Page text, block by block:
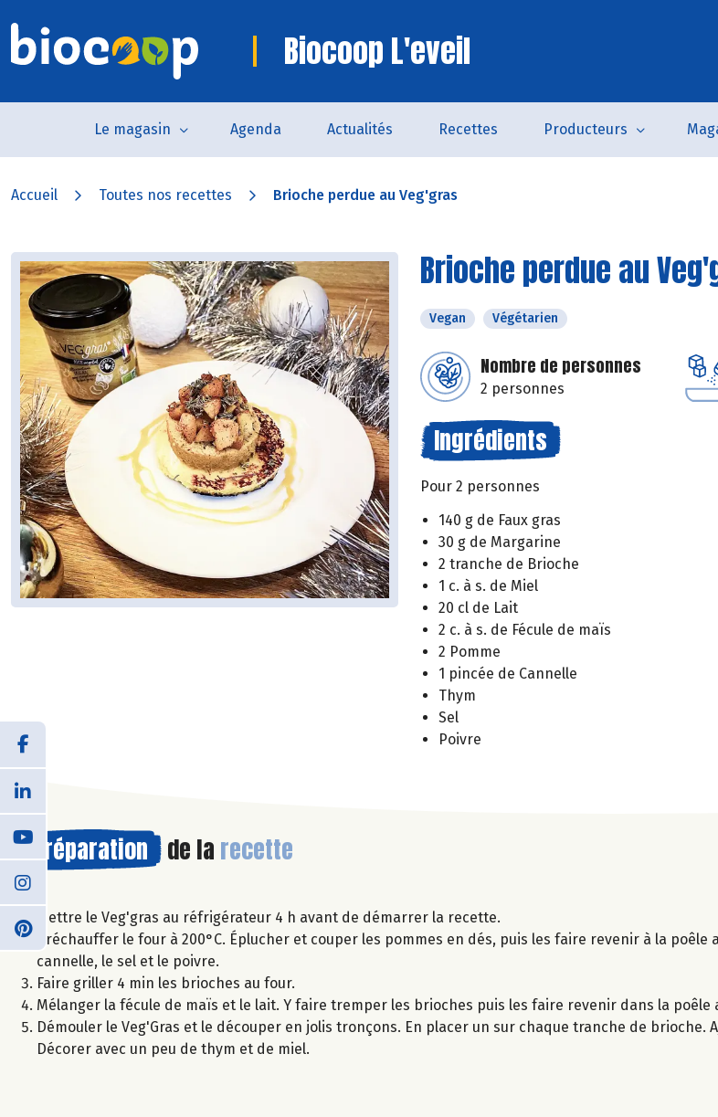
Biocoop L'eveil
Le magasin Agenda Actualités Recettes Producteurs
Accueil Toutes nos recettes Brioche perdue au Veg'gras
Brioche perdue au
Vegan Végétarien
Nombre de personnes
2 personnes
Ingrédients
Pour 2 personnes
140 g de Faux gras
30 g de Margarine
2 tranche de Brioche
1 c. à s. de Miel
20 cl de Lait
2 c. à s. de Fécule de maïs
2 Pomme
1 pincée de Cannelle
Thym
Sel
Poivre
Préparation de la recette
Mettre le Veg'gras au réfrigérateur 4 h avant de démarrer la recette.
Préchauffer le four à 200°C. Éplucher et couper les pommes en dés, puis les faire revenir à la poêle
cannelle, le sel et le poivre.
Faire griller 4 min les brioches au four.
Mélanger la fécule de maïs et le lait. Y faire tremper les brioches puis les faire revenir dans la poêle
Démouler le Veg'Gras et le découper en jolis tronçons. En placer un sur chaque tranche de brioche.
Décorer avec un peu de thym et de miel.